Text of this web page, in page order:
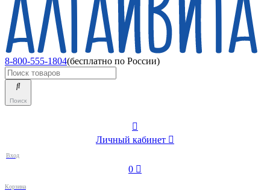
8-800-555-1804(бесплатно по России)
Поиск
Личный кабинет
Вход
0
Корзина